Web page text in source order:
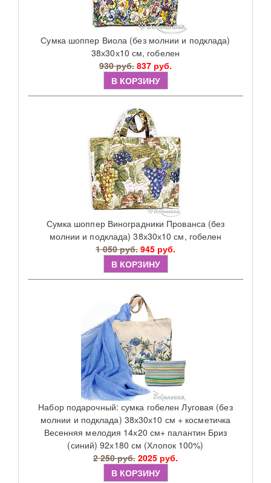
Сумка шоппер Виола (без молнии и подклада)
38х30х10 см, гобелен
930 руб. 837 руб.
В КОРЗИНУ
Сумка шоппер Виноградники Прованса (без
молнии и подклада) 38х30х10 см, гобелен
1 050 руб. 945 руб.
В КОРЗИНУ
Набор подарочный: сумка гобелен Луговая (без
молнии и подклада) 38х30х10 см + косметичка
Весенняя мелодия 14х20 см+ палантин Бриз
(синий) 92х180 см (Хлопок 100%)
2 250 руб. 2025 руб.
В КОРЗИНУ